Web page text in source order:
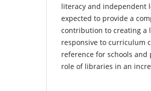
literacy and independent
expected to provide a
contribution to creating a
responsive to curriculum
reference for schools
role of libraries in an